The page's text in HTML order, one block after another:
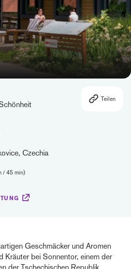
Teilen
Czechia
/ 45 min)
Geschmäcker und Aromen
Kräuter bei Sonnentor, einem der